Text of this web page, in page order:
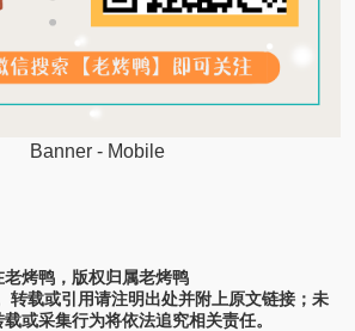
烤鸭，版权归属老烤鸭
转载或引用请注明出处并附上原文链接；未
或采集行为将依法追究相关责任。